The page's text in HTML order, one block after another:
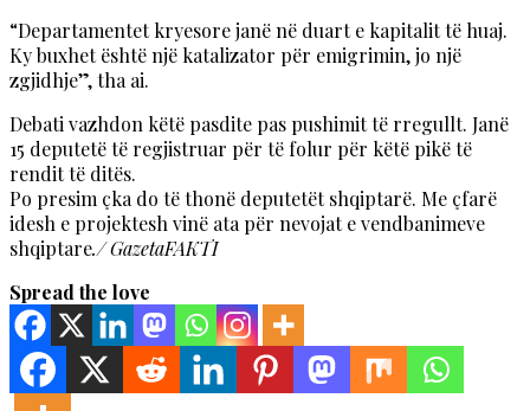
“Departamentet kryesore janë në duart e kapitalit të huaj.
Ky buxhet është një katalizator për emigrimin, jo një
zgjidhje”, tha ai.
Debati vazhdon këtë pasdite pas pushimit të rregullt. Janë
15 deputetë të regjistruar për të folur për këtë pikë të
rendit të ditës.
Po presim çka do të thonë deputetët shqiptarë. Me çfarë
idesh e projektesh vinë ata për nevojat e vendbanimeve
shqiptare./ GazetaFAKTI
Spread the love